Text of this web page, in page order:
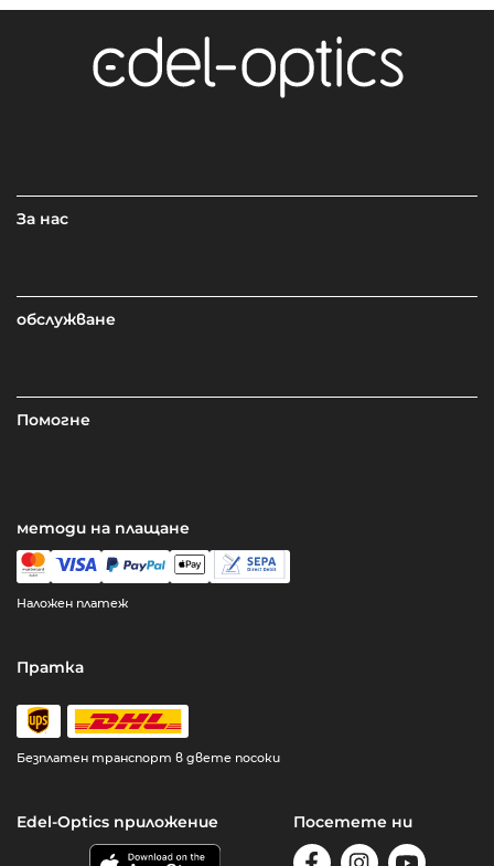
За нас
обслужване
Помогне
методи на плащане
Наложен платеж
Пратка
Безплатен транспорт в двете посоки
Edel-Optics приложение Посетете ни